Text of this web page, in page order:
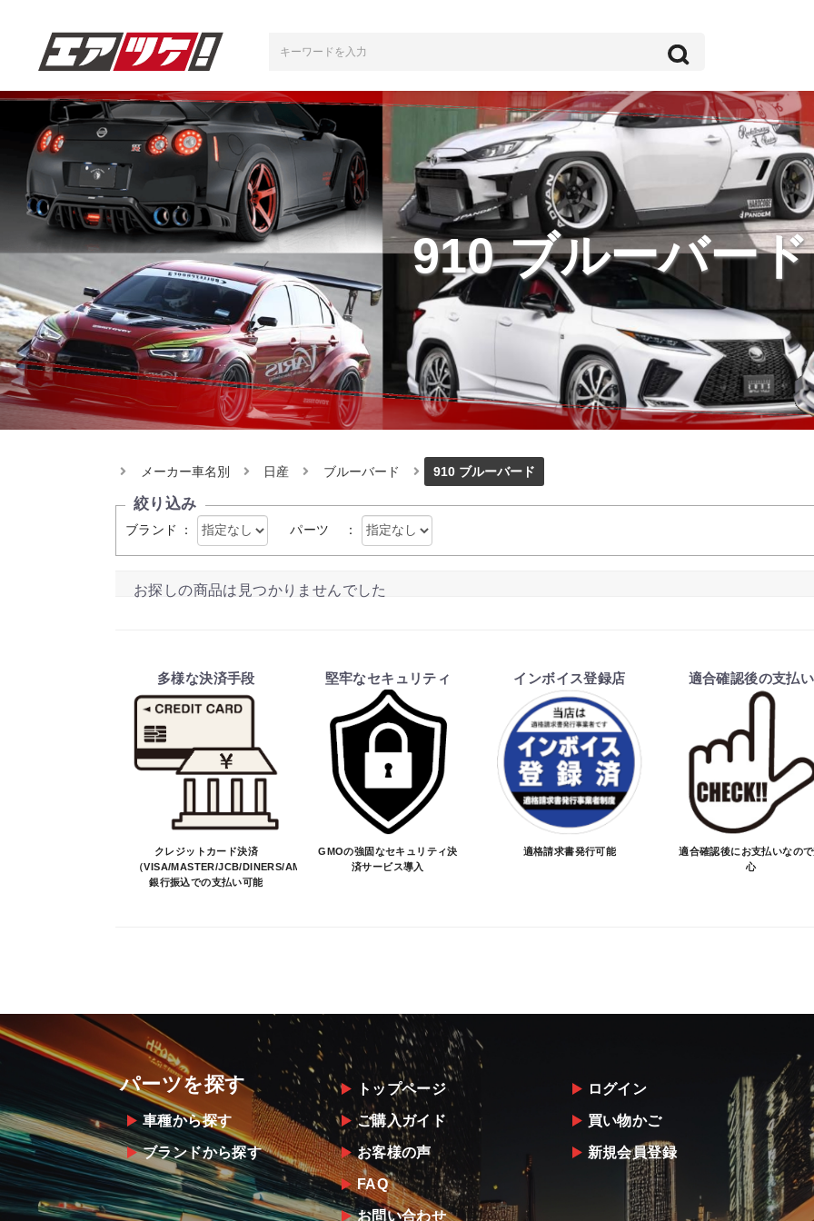
910 ブルーバード
メーカー車名別 日産 ブルーバード 910 ブルーバード
絞り込み
ブランド ： パーツ ：
お探しの商品は見つかりませんでした
多様な決済手段
クレジットカード決済
（VISA/MASTER/JCB/DINERS/AMEX）、
銀行振込での支払い可能
堅牢なセキュリティ
GMOの強固なセキュリティ決
済サービス導入
インボイス登録店
適格請求書発行可能
適合確認後の支払い
適合確認後にお支払いなの
心
パーツを探す
車種から探す
ブランドから探す
トップページ
ご購入ガイド
お客様の声
FAQ
お問い合わせ
ログイン
買い物かご
新規会員登録